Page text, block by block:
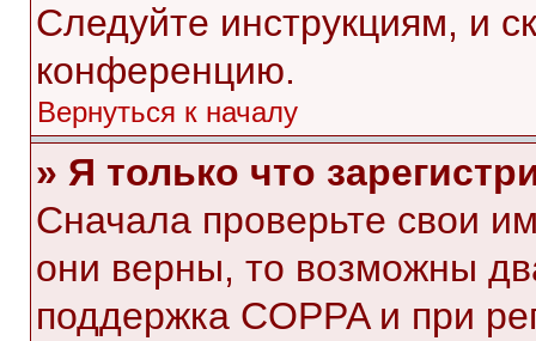
Следуйте инструкциям, и
конференцию.
Вернуться к началу
» Я только что
Сначала проверьте свои
они верны, то возможны
поддержка COPPA и при